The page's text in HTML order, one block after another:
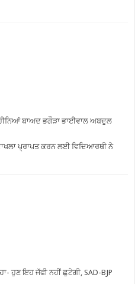
ਬਾਅਦ ਭਗੌੜਾ ਭਾਈਵਾਲ ਅਬਦੁਲ
ਪ੍ਰਾਪਤ ਕਰਨ ਲਈ ਵਿਦਿਆਰਥੀ ਨੇ
ਹੁਣ ਇਹ ਜੱਫੀ ਨਹੀਂ ਛੁਟੇਗੀ, SAD-BJP